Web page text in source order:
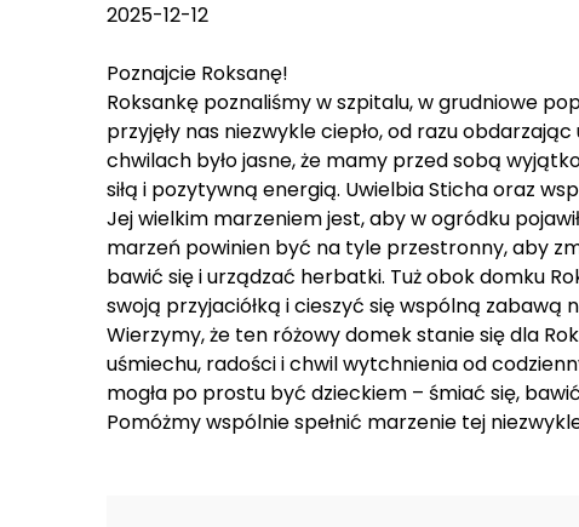
2025-12-12
Poznajcie Roksanę!
Roksankę poznaliśmy w szpitalu, w grudniowe
przyjęły nas niezwykle ciepło, od razu
chwilach było jasne, że mamy przed sobą
siłą i pozytywną energią. Uwielbia Sticha oraz
Jej wielkim marzeniem jest, aby w ogródku
marzeń powinien być na tyle przestronny, aby
bawić się i urządzać herbatki. Tuż obok domku
swoją przyjaciółką i cieszyć się wspólną zabawą
Wierzymy, że ten różowy domek stanie się dla
uśmiechu, radości i chwil wytchnienia od
mogła po prostu być dzieckiem – śmiać się,
Pomóżmy wspólnie spełnić marzenie tej